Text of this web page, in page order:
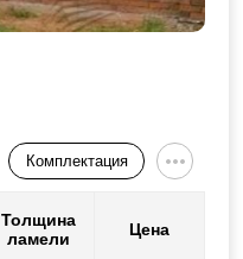
Комплектация
Толщина
ламели
Цена